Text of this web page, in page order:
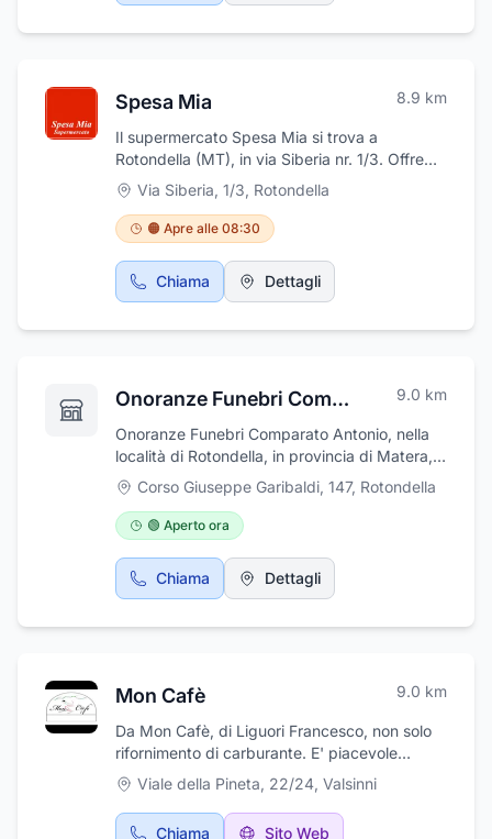
Spesa Mia 8.9 km
Il supermercato Spesa Mia si trova a
Rotondella (MT), in via Siberia nr. 1/3. Offre
una vasta gamma di prodotti alimentari, scelti
tra le migliori marche: prodotti ortofrutticoli,
carni fresche confezionate, banco salumi e
latticini e articoli di merceria. Il punto di
riferimento ideale per quanti abbiano
necessità di effettuare acquisti di prima
a trovarci, siamo aperti dal lunedì al sabato.
Via Siberia, 1/3, Rotondella
🟠 Apre alle 08:30
Chiama Dettagli
Onoranze Funebri Comparato Giacomo 9.0 km
Onoranze Funebri Comparato Antonio, nella
località di Rotondella, in provincia di Matera,
offre assistenza professionale nel doloroso
momento del lutto. L'impresa è in servizio 24
ore su 24 con la massima serietà e cortesia e
si occupa della vestizione delle salme, della
realizzazione dei necrologi e dell'allestimento
degli addobbi. Il personale qualificato e
sensibilità. Onoranze Funebri Comparato
Corso Giuseppe Garibaldi, 147, Rotondella
🟢 Aperto ora
Chiama Dettagli
Mon Cafè 9.0 km
Da Mon Cafè, di Liguori Francesco, non solo
rifornimento di carburante. E' piacevole
usufruire di servizi essenziali quali tabacchi,
ricariche telefoniche, bar, ristorante, servizi
igienici e stuzzicheria. Propone tanti prodotti
Viale della Pineta, 22/24, Valsinni
Chiama Sito Web